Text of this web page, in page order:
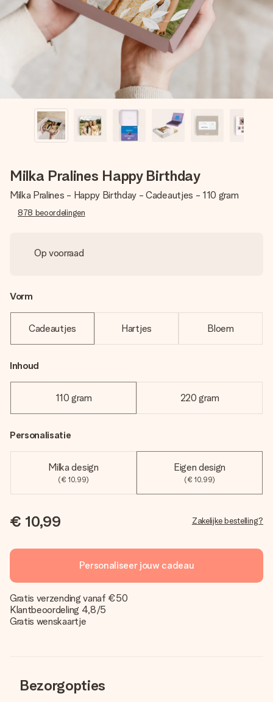
jullie foto of een boodschap die raakt. Zonder gedoe, maar
met alle aandacht voor het moment.
Milka Pralines Happy Birthday
Milka Pralines - Happy Birthday - Cadeautjes - 110 gram
878 beoordelingen
Op voorraad
Vorm
Cadeautjes Hartjes Bloem
Inhoud
110 gram 220 gram
Personalisatie
Milka design
(€ 10,99)
Eigen design
(€ 10,99)
€ 10,99 Zakelijke bestelling?
Personaliseer jouw cadeau
Gratis verzending vanaf €50
Klantbeoordeling 4,8/5
Gratis wenskaartje
Bezorgopties